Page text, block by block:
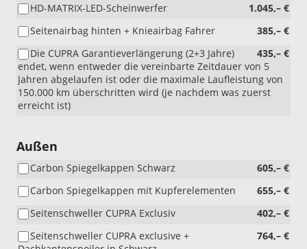
1.045,– €
HD-MATRIX-LED-Scheinwerfer
385,– €
Seitenairbag hinten + Knieairbag Fahrer
435,– €
Die CUPRA Garantieverlängerung (2+3 Jahre)
endet, wenn entweder die vereinbarte Zeitdauer von 5
Jahren abgelaufen ist oder die maximale Laufleistung von
150.000 km überschritten wird (je nachdem was zuerst
erreicht ist)
Außen
605,– €
Carbon Spiegelkappen Schwarz
655,– €
Carbon Spiegelkappen mit Kupferelementen
402,– €
Seitenschweller CUPRA Exclusiv
764,– €
Seitenschweller CUPRA exclusive +